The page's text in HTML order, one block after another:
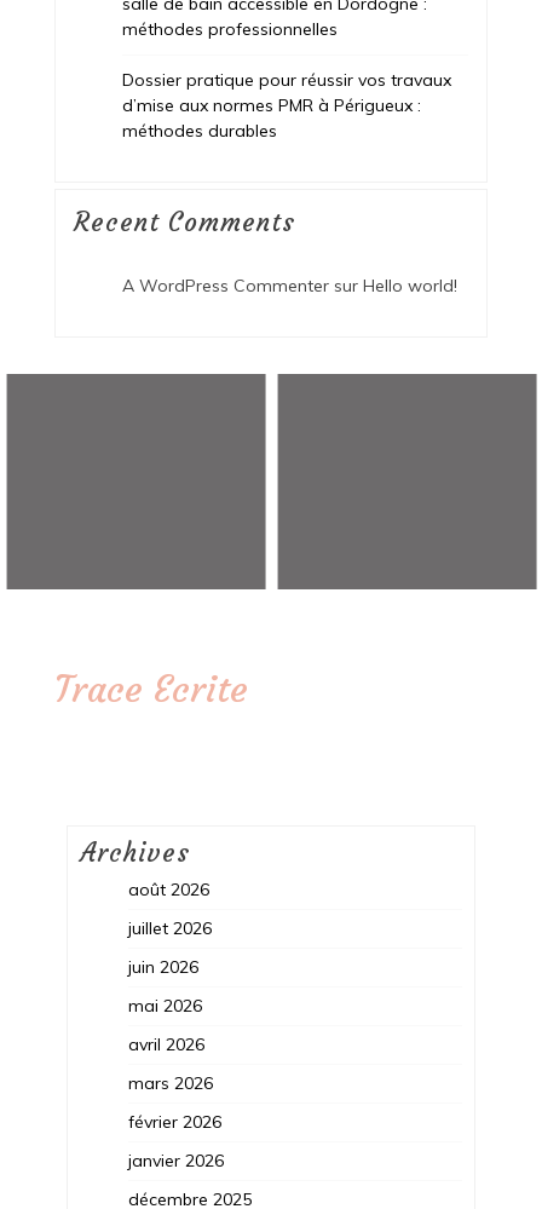
méthodes professionnelles
Dossier pratique pour réussir vos travaux
d’mise aux normes PMR à Périgueux :
méthodes durables
Recent Comments
A WordPress Commentersur Hello world!
Trace Ecrite
Archives
août 2026
juillet 2026
juin 2026
mai 2026
avril 2026
mars 2026
février 2026
janvier 2026
décembre 2025